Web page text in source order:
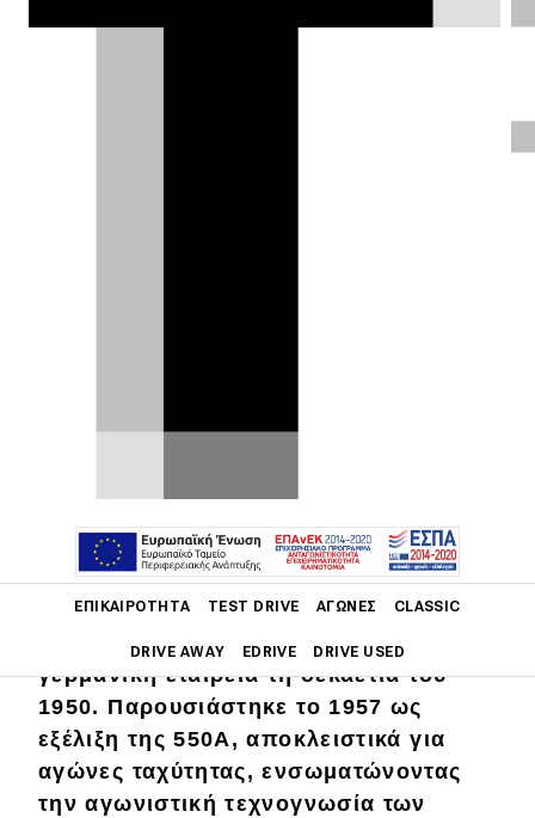
ΕΠΙΚΑΙΡΌΤΗΤΑ TEST DRIVE ΑΓΏΝΕΣ CLASSIC
DRIVE AWAY EDRIVE DRIVE USED
Main navigation
Επικαιρότητα
Νέα μοντέλα
Porsche 718 RSK Spyder, ένα από τα
πιο εμβληματικά αγωνιστικά
αυτοκίνητα που κατασκεύασε η
γερμανική εταιρεία τη δεκαετία του
1950. Παρουσιάστηκε το 1957 ως
εξέλιξη της 550A, αποκλειστικά για
αγώνες ταχύτητας, ενσωματώνοντας
την αγωνιστική τεχνογνωσία των